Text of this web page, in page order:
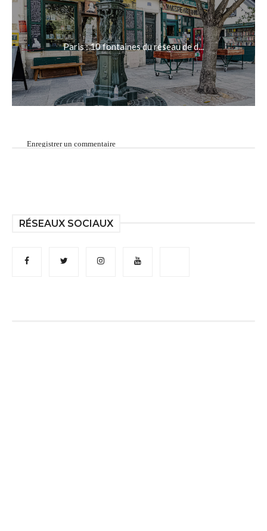
Paris : 10 fontaines du réseau de d...
Enregistrer un commentaire
RÉSEAUX SOCIAUX